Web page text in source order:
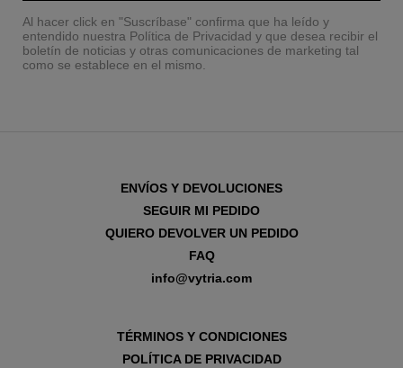
Al hacer click en "Suscríbase" confirma que ha leído y
entendido nuestra Política de Privacidad y que desea recibir el
boletín de noticias y otras comunicaciones de marketing tal
como se establece en el mismo.
ENVÍOS Y DEVOLUCIONES
SEGUIR MI PEDIDO
QUIERO DEVOLVER UN PEDIDO
FAQ
info@vytria.com
TÉRMINOS Y CONDICIONES
POLÍTICA DE PRIVACIDAD